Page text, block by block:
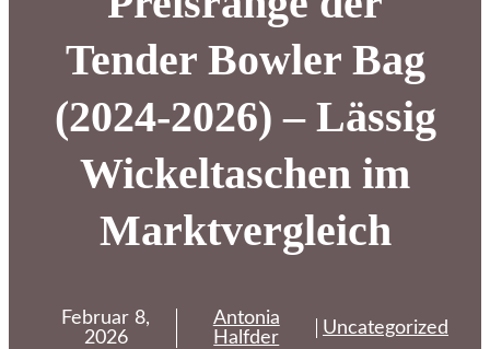
Tender Bowler Bag
(2024-2026) – Lässig
Wickeltaschen im
Marktvergleich
Februar 8,
2026
Antonia
Halfder
Uncategorized